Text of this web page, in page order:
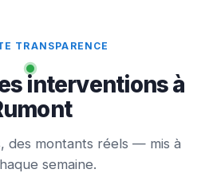
TRANSPARENCE
interventions à
des montants réels — mis à
semaine.